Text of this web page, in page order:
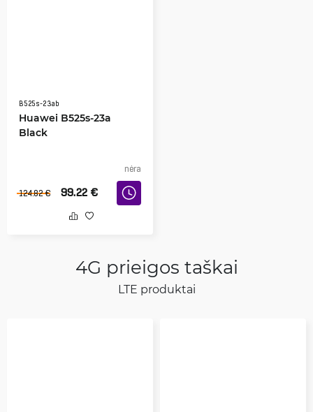
B525s-23ab
Huawei B525s-23a
Black
nėra
124.82 € 99.22 €
4G prieigos taškai
LTE produktai